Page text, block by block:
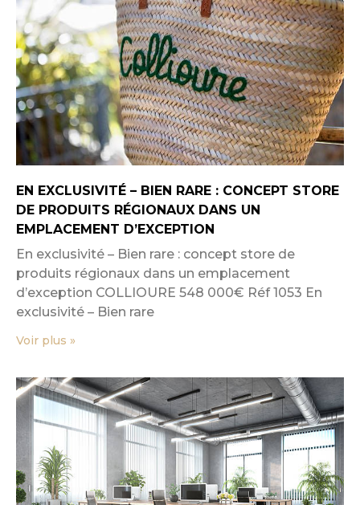
EN EXCLUSIVITÉ – BIEN RARE : CONCEPT STORE
DE PRODUITS RÉGIONAUX DANS UN
EMPLACEMENT D’EXCEPTION
En exclusivité – Bien rare : concept store de
produits régionaux dans un emplacement
d’exception COLLIOURE 548 000€ Réf 1053 En
exclusivité – Bien rare
Voir plus »